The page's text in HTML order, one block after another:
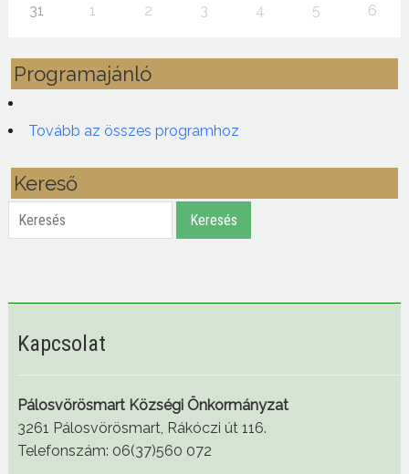
31 1 2 3 4 5 6
Programajánló
Tovább az összes programhoz
Kereső
Keresés Keresés
Kapcsolat
Pálosvörösmart Községi Önkormányzat
3261 Pálosvörösmart, Rákóczi út 116.
Telefonszám: 06(37)560 072